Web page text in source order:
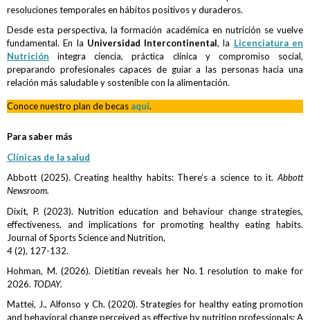
resoluciones temporales en hábitos positivos y duraderos.
Desde esta perspectiva, la formación académica en nutrición se vuelve
fundamental. En la Universidad Intercontinental, la Licenciatura en
Nutrición integra ciencia, práctica clínica y compromiso social,
preparando profesionales capaces de guiar a las personas hacia una
relación más saludable y sostenible con la alimentación.
Conoce nuestro plan de becas aquí.
Para saber más
Clínicas de la salud
Abbott (2025). Creating healthy habits: There’s a science to it.Abbott
Newsroom.
Dixit, P. (2023). Nutrition education and behaviour change strategies,
effectiveness, and implications for promoting healthy eating habits.
Journal of Sports Science and Nutrition,
4(2), 127-132.
Hohman, M. (2026). Dietitian reveals her No. 1 resolution to make for
2026. TODAY.
Mattei, J., Alfonso y Ch. (2020). Strategies for healthy eating promotion
and behavioral change perceived as effective by nutrition professionals: A